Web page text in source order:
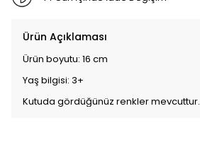
Ürün Açıklaması
Ürün boyutu: 16 cm
Yaş bilgisi: 3+
Kutuda gördüğünüz renkler mevcuttur.